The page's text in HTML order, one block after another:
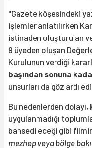
"Gazete köşesindeki
işlemler anlatılırken
istinaden oluşturulan
9 üyeden oluşan
Kurulunun verdiği
başından sonuna
unsurları da göz ardı
Bu nedenlerden dolayı,
uygulanmadığı
bahsedileceği gibi
mezhep veya bölge